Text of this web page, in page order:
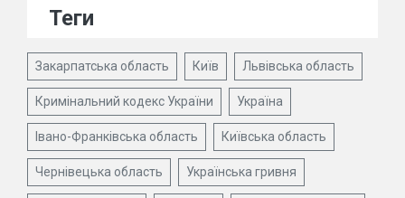
Теги
Закарпатська область Київ Львівська область
Кримінальний кодекс України Україна
Івано-Франківська область Київська область
Чернівецька область Українська гривня